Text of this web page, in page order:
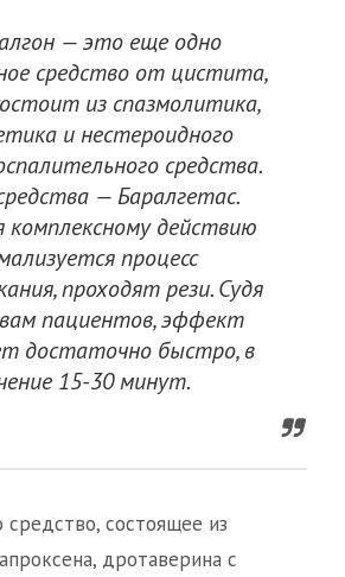
— это еще одно
средство от цистита,
из спазмолитика,
и нестероидного
средства.
— Баралгетас.
комплексному действию
процесс
проходят рези. Судя
пациентов, эффект
достаточно быстро, в
15-30 минут.
состоящее из
дротаверина с